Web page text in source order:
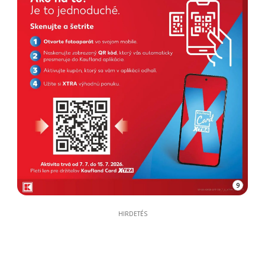
9
HIRDETÉS